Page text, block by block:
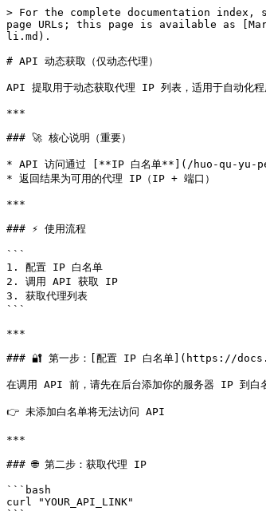
> For the complete documentation
page URLs; this page is available as
li.md).
# API 动态获取（仅动态代理）
API 提取用于动态获取代理 IP 列表，适用于自动化程
***
### 🚀 核心说明（重要）
* API 访问通过 [**IP 白名单**](/huo-qu-
* 返回结果为可用的代理 IP（IP + 端口）
***
### ⚡ 使用流程
```
1. 配置 IP 白名单
2. 调用 API 获取 IP
3. 获取代理列表
```
***
### 🔐 第一步：[配置 IP 白名单](https://
在调用 API 前，请先在后台添加你的服务器 IP 到白名
👉 未添加白名单将无法访问 API
***
### 🌐 第二步：获取代理 IP
```bash
curl "YOUR_API_LINK"
```